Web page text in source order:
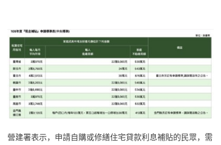
營建署表示，申請自購或修繕住宅貸款利息補貼的民眾，需